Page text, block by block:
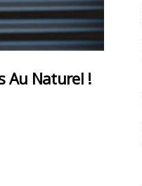
Au Naturel !